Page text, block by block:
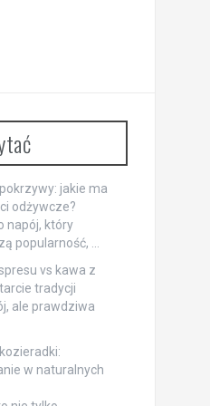
jakie ma
odżywcze?
napój, który
popularność, …
vs kawa z
tradycji
ale prawdziwa
w naturalnych